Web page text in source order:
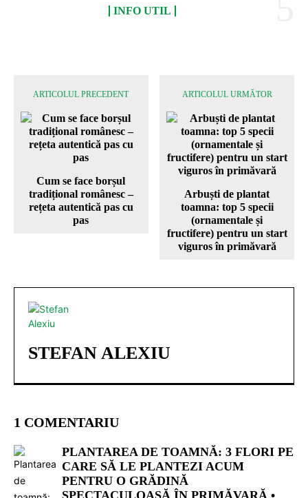
INFO UTIL
ARTICOLUL PRECEDENT
Cum se face borșul
tradițional românesc –
rețeta autentică pas cu
pas
ARTICOLUL URMĂTOR
Arbuști de plantat
toamna: top 5 specii
(ornamentale și
fructifere) pentru un start
viguros în primăvară
STEFAN ALEXIU
1 COMENTARIU
PLANTAREA DE TOAMNĂ: 3 FLORI PE
CARE SĂ LE PLANTEZI ACUM
PENTRU O GRĂDINĂ